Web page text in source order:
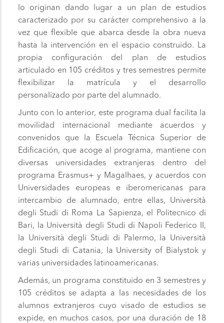
lo originan dando lugar a un plan de estudios
caracterizado por su carácter comprehensivo a la
vez que flexible que abarca desde la obra nueva
hasta la intervención en el espacio construido. La
propia configuración del plan de estudios
articulado en 105 créditos y tres semestres permite
flexibilizar la matrícula y el desarrollo
personalizado por parte del alumnado.
Junto con lo anterior, este programa dual facilita la
movilidad internacional mediante acuerdos y
convenidos que la Escuela Técnica Superior de
Edificación, que acoge al programa, mantiene con
diversas universidades extranjeras dentro del
programa Erasmus+ y Magalhaes, y acuerdos con
Universidades europeas e iberomericanas para
intercambio de alumnado, entre ellas, Università
degli Studi di Roma La Sapienza, el Politecnico di
Bari, la Università degli Studi di Napoli Federico II,
la Università degli Studi di Palermo, la Università
degli Studi di Catania, la University of Bialystok y
varias universidades latinoamericanas.
Además, un programa constituido en 3 semestres y
105 créditos se adapta a las necesidades de los
alumnos extranjeros cuyo visado de estudios se
expide, en muchos casos, por una duración de 18